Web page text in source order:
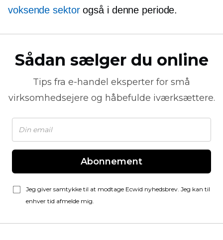
voksende sektorogså i denne periode.
Sådan sælger du online
Tips fra e-handel eksperter for små
virksomhedsejere og håbefulde iværksættere.
Abonnement
Jeg giver samtykke til at modtage Ecwid nyhedsbrev. Jeg kan til
enhver tid afmelde mig.